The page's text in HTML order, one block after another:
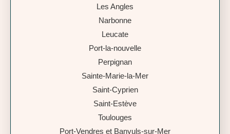
Les Angles
Narbonne
Leucate
Port-la-nouvelle
Perpignan
Sainte-Marie-la-Mer
Saint-Cyprien
Saint-Estève
Toulouges
Port-Vendres et Banyuls-sur-Mer